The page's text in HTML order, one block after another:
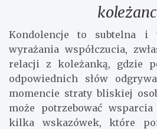
Kondolencje to subtelna i
wyrażania współczucia,
relacji z koleżanką, gdzie
odpowiednich słów
momencie straty bliskiej
może potrzebować
kilka wskazówek, które